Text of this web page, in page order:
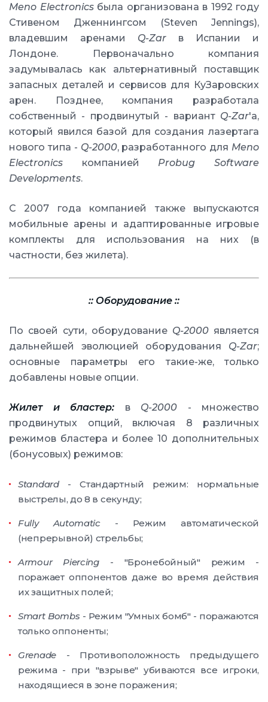
Meno Electronicsбыла организована в 1992 году
Стивеном Дженнингсом (Steven Jennings),
владевшим аренами Q-Zar в Испании и
Лондоне. Первоначально компания
задумывалась как альтернативный поставщик
запасных деталей и сервисов для КуЗаровских
арен. Позднее, компания разработала
собственный - продвинутый - вариант Q-Zar'a,
который явился базой для создания лазертага
нового типа - Q-2000, разработанного для Meno
Electronics компанией Probug Software
Developments.
С 2007 года компанией также выпускаются
мобильные арены и адаптированные игровые
комплекты для использования на них (в
частности, без жилета).
:: Оборудование ::
По своей сути, оборудование Q-2000 является
дальнейшей эволюцией оборудования Q-Zar;
основные параметры его такие-же, только
добавлены новые опции.
Жилет и бластер: в Q-2000 - множество
продвинутых опций, включая 8 различных
режимов бластера и более 10 дополнительных
(бонусовых) режимов:
Standard- Стандартный режим: нормальные
выстрелы, до 8 в секунду;
Fully Automatic- Режим автоматической
(непрерывной) стрельбы;
Armour Piercing- "Бронебойный" режим -
поражает оппонентов даже во время действия
их защитных полей;
Smart Bombs - Режим "Умных бомб" - поражаются
только оппоненты;
Grenade- Противоположность предыдущего
режима - при "взрыве" убиваются все игроки,
находящиеся в зоне поражения;